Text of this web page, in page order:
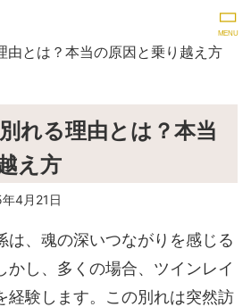
れる理由とは？本当
え方
4月21日
は、魂の深いつながりを感じる
かし、多くの場合、ツインレイ
経験します。この別れは突然訪